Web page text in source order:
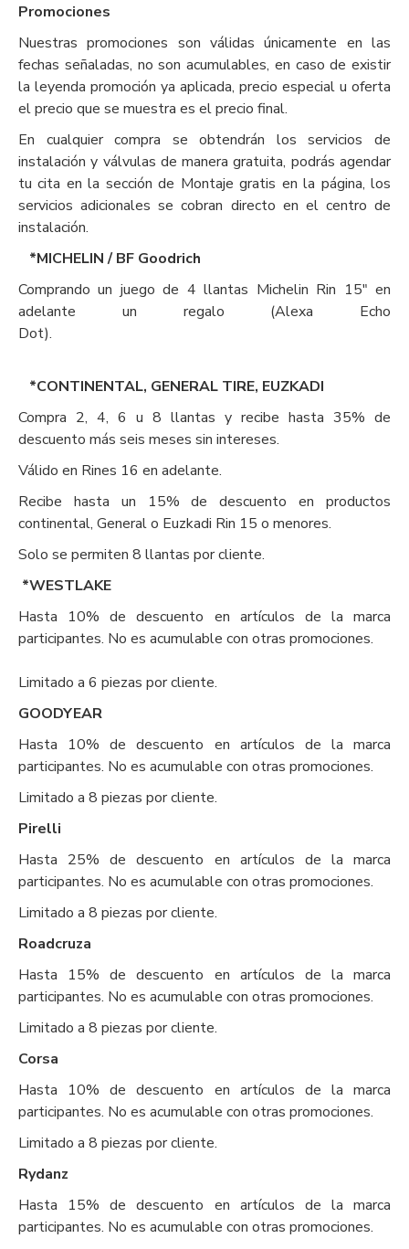
Promociones
Nuestras promociones son válidas únicamente en las
fechas señaladas, no son acumulables, en caso de existir
la leyenda promoción ya aplicada, precio especial u oferta
el precio que se muestra es el precio final.
En cualquier compra se obtendrán los servicios de
instalación y válvulas de manera gratuita, podrás agendar
tu cita en la sección de Montaje gratis en la página, los
servicios adicionales se cobran directo en el centro de
instalación.
*MICHELIN / BF Goodrich
Comprando un juego de 4 llantas Michelin Rin 15″ en
adelante un regalo (Alexa Echo
*CONTINENTAL, GENERAL TIRE, EUZKADI
Compra 2, 4, 6 u 8 llantas y recibe hasta 35% de
descuento más seis meses sin intereses.
Válido en Rines 16 en adelante.
Recibe hasta un 15% de descuento en productos
continental, General o Euzkadi Rin 15 o menores.
Solo se permiten 8 llantas por cliente.
*WESTLAKE
Hasta 10% de descuento en artículos de la marca
participantes. No es acumulable con otras promociones.
Limitado a 6 piezas por cliente.
GOODYEAR
Hasta 10% de descuento en artículos de la marca
participantes. No es acumulable con otras promociones.
Limitado a 8 piezas por cliente.
Pirelli
Hasta 25% de descuento en artículos de la marca
participantes. No es acumulable con otras promociones.
Limitado a 8 piezas por cliente.
Roadcruza
Hasta 15% de descuento en artículos de la marca
participantes. No es acumulable con otras promociones.
Limitado a 8 piezas por cliente.
Corsa
Hasta 10% de descuento en artículos de la marca
participantes. No es acumulable con otras promociones.
Limitado a 8 piezas por cliente.
Rydanz
Hasta 15% de descuento en artículos de la marca
participantes. No es acumulable con otras promociones.